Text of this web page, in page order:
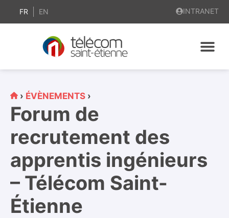
principal
FR EN INTRANET
› ÉVÈNEMENTS ›
Forum de
recrutement des
apprentis ingénieurs
– Télécom Saint-
Étienne